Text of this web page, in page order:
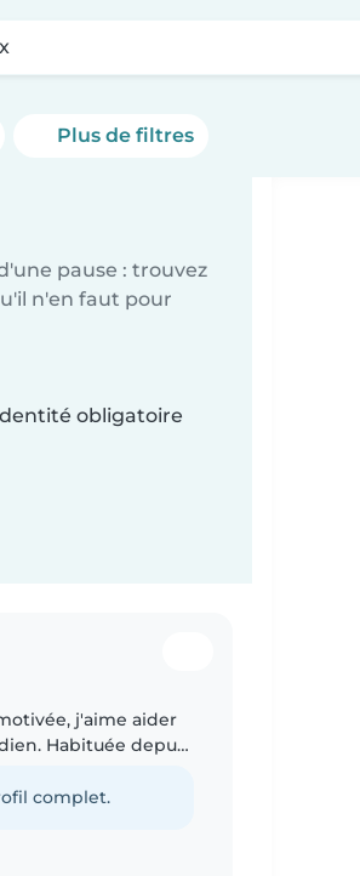
Plus de filtres
pause : trouvez
n'en faut pour
obligatoire
j'aime aider
Habituée depuis
complet.